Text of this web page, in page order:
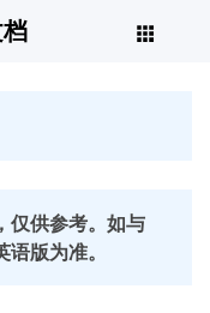
仅供参考。如与
版为准。